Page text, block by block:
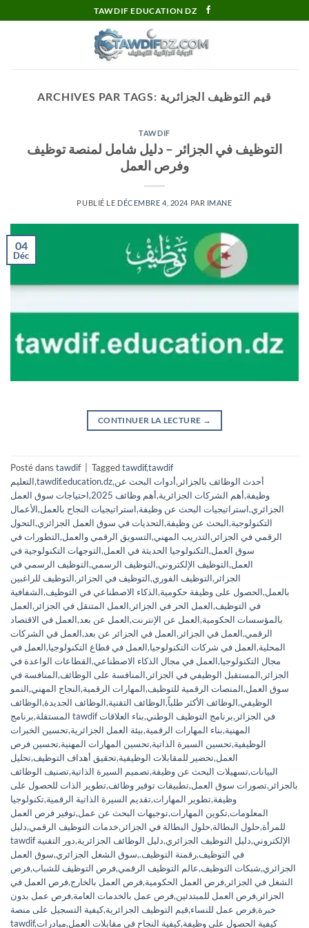
au
TAWDIF EDUCATION DZ
ARCHIVES PAR TAGS: قيم التوظيف الجزائرية
TAWDIF
التوظيف في الجزائر – دليل شامل لمنصة توظيف
وفرص العمل
PUBLIÉ LE DÉCEMBRE 4, 2024 PAR IMANE
04
Déc
CONTINUER LA LECTURE →
Posté dans tawdif Taggedtawdif,tawdif
التعليم,tawdif.education.dz, أحدث الوظائف بالجزائر ,أدوات البحث عن
وظيفة,أهم الشركات الجزائرية,أهم وظائف 2025 ,احتياجات سوق العمل
الجزائري,استراتيجيات البحث عن وظيفة,استراتيجيات النجاح بالعمل,الأعمال
التكنولوجية,البحث عن وظيفة,التحديات في سوق العمل الجزائري,التحول
الرقمي في الجزائر ,التدريب المهني,التسويق الرقمي والعمل,التطورات في
سوق العمل,التكنولوجيا الحديثة في العمل,التوجهات التكنولوجية في
العمل,التوظيف الإلكتروني,التوظيف الرسمي,التوظيف الرسمي في
الجزائر ,التوظيف الفوري,التوظيف في الجزائر ,التوظيف للراغبين
بالعمل,الحصول على وظيفة حكومية,الذكاء الاصطناعي في التوظيف,الشفافية
في التوظيف,العمل الحر في الجزائر ,العمل المتنقل في الجزائر ,العمل
بالمؤسسات الحكومية,العمل عن الإنترنت,العمل عن بعد,العمل في الاقتصاد
الرقمي,العمل في الجزائر ,العمل في الجزائر عن بعد,العمل في الشركات
المحلية,العمل في شركات التكنولوجيا,العمل في قطاع التكنولوجيا,العمل في
مجال التكنولوجيا,العمل في مجال الذكاء الاصطناعي,القطاعات الواعدة في
الجزائر ,المستقبل الوظيفي في الجزائر ,المنافسة على الوظائف,المنافسة في
سوق العمل,المنصات الرقمية للتوظيف,المهارات الرقمية,النجاح المهني,النمو
الوظيفي,الوظائف الأكثر طلباً,الوظائف التقنية,الوظائف الجديدة,الوظائف
المستقلة, برنامج tawdif في الجزائر ,برنامج التوظيف الوطني,بناء العلاقات
المهنية,بناء المهارات الرقمية,بيئة العمل الجزائرية,تحسين الخبرات
الوظيفية,تحسين السيرة الذاتية,تحسين المهارات المهنية,تحسين فرص
العمل,تحضير للمقابلات الوظيفية,تحقيق أهداف التوظيف,تحليل
البيانات,تسهيلات البحث عن وظيفة,تصميم السيرة الذاتية,تصنيف الوظائف
بالجزائر ,تصورات سوق العمل,تطبيقات توفير وظائف,تطوير الذات للحصول على
وظيفة,تطوير المهارات,تقديم السيرة الذاتية الرقمية,تكنولوجيا
المعلومات,تكوين المهارات,توجيهات البحث عن عمل,توفير فرص العمل
للمرأة,حلول البطالة,حلول البطالة في الجزائر ,خدمات التوظيف الرقمي,دليل
tawdif الإلكتروني,دليل التوظيف الجزائري,دليل الوظائف الجزائرية,دور التقنية
في التوظيف,رقمنة التوظيف.,سوق الشغل الجزائري,سوق العمل
الجزائري,شبكات التوظيف,عالم التوظيف الرقمي,فرص التوظيف للشباب,فرص
الشغل في الجزائر ,فرص العمل الحكومية,فرص العمل بالخارج,فرص العمل في
الجزائر ,فرص العمل للمبتدئين,فرص عمل بالخدمات العامة,فرص عمل بدون
خبرة,فرص عمل للنساء,قيم التوظيف الجزائرية,كيفية التسجيل على منصة
tawdif, كيفية الحصول على وظيفة,كيفية النجاح في مقابلات العمل,مبادرات